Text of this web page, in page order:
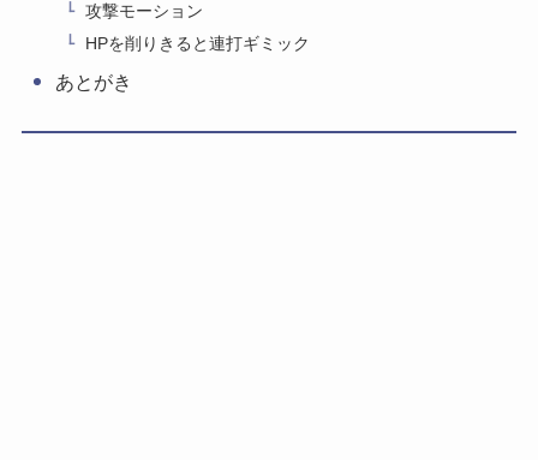
攻撃モーション
HPを削りきると連打ギミック
あとがき